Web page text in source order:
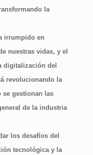
la
irrumpido en
nuestras vidas, y el
digitalización del
revolucionando la
se gestionan las
de la industria
los desafíos del
tecnológica y la